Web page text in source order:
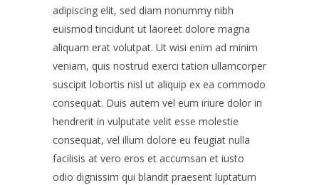
adipiscing elit, sed diam nonummy nibh
euismod tincidunt ut laoreet dolore magna
aliquam erat volutpat. Ut wisi enim ad minim
veniam, quis nostrud exerci tation ullamcorper
suscipit lobortis nisl ut aliquip ex ea commodo
consequat. Duis autem vel eum iriure dolor in
hendrerit in vulputate velit esse molestie
consequat, vel illum dolore eu feugiat nulla
facilisis at vero eros et accumsan et iusto
odio dignissim qui blandit praesent luptatum